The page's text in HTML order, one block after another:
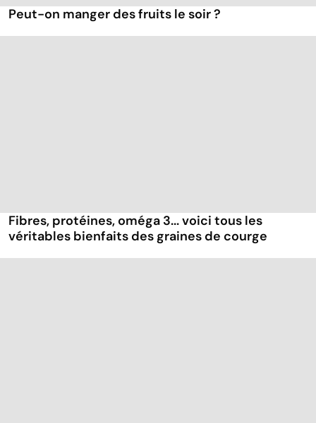
Peut-on manger des fruits le soir ?
Fibres, protéines, oméga 3... voici tous les
véritables bienfaits des graines de courge